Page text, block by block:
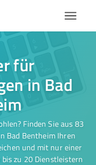
für
in Bad
Finden Sie aus 83
Bad Bentheim Ihren
und mit nur einer
zu 20 Dienstleistern